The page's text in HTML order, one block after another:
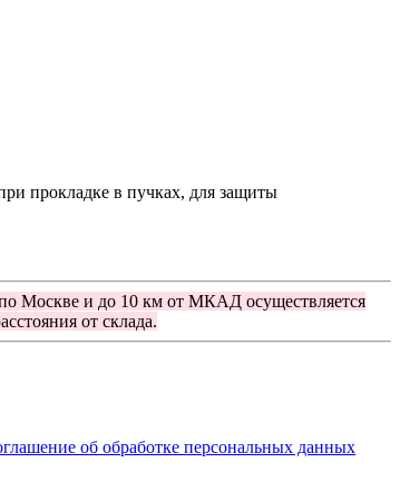
прокладке в пучках, для защиты
Москве и до 10 км от МКАД осуществляется
от склада.
об обработке персональных данных